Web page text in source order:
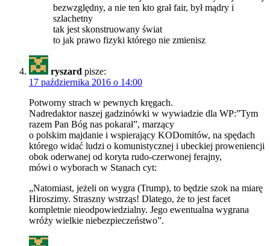
bezwzględny, a nie ten kto grał fair, był mądry i
szlachetny
tak jest skonstruowany świat
to jak prawo fizyki którego nie zmienisz
ryszard pisze:
17 października 2016 o 14:00
Potworny strach w pewnych kręgach.
Nadredaktor naszej gadzinówki w wywiadzie dla WP:”Tym
razem Pan Bóg nas pokarał”, marzący
o polskim majdanie i wspierający KODomitów, na spędach
którego widać ludzi o komunistycznej i ubeckiej proweniencji
obok oderwanej od koryta rudo-czerwonej ferajny,
mówi o wyborach w Stanach cyt:
„Natomiast, jeżeli on wygra (Trump), to będzie szok na miarę
Hiroszimy. Straszny wstrząs! Dlatego, że to jest facet
kompletnie nieodpowiedzialny. Jego ewentualna wygrana
wróży wielkie niebezpieczeństwo”.